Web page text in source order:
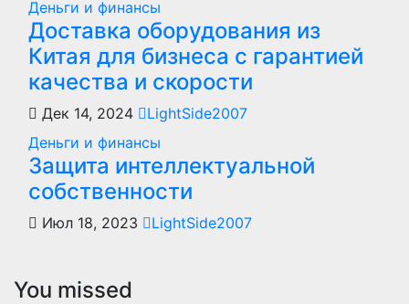
Деньги и финансы
Доставка оборудования из
Китая для бизнеса с гарантией
качества и скорости
Дек 14, 2024
LightSide2007
Деньги и финансы
Защита интеллектуальной
собственности
Июл 18, 2023 LightSide2007
You missed